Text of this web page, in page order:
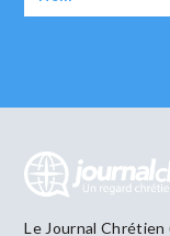
Le Journal